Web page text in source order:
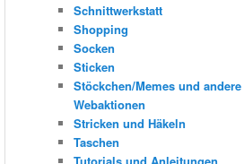
Schnittwerkstatt
Shopping
Socken
Sticken
Stöckchen/Memes und andere
Webaktionen
Stricken und Häkeln
Taschen